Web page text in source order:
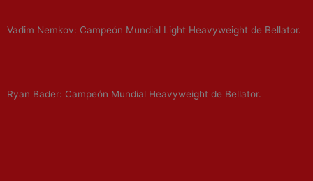
Vadim Nemkov: Campeón Mundial Light Heavyweight de Bellator.
Ryan Bader: Campeón Mundial Heavyweight de Bellator.